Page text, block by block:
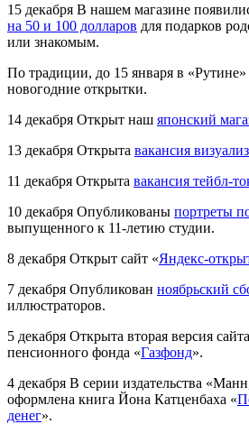
15 декабря В нашем магазине
на 50 и 100 долларов для подарков
или знакомым.
По традиции, до 15 января в
новогодние открытки.
14 декабря Открыт наш японский
13 декабря Открыта вакансия
11 декабря Открыта вакансия тейбл-
10 декабря Опубликованы портреты
выпущенного к 11-летию студии.
8 декабря Открыт сайт «Яндекс-
7 декабря Опубликован ноябрьский
иллюстраторов.
5 декабря Открыта вторая версия
пенсионного фонда «Газфонд».
4 декабря В серии издательства
оформлена книга Йона Катценбаха «
денег».